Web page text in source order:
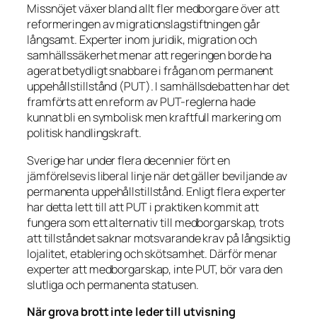
Missnöjet växer bland allt fler medborgare över att
reformeringen av migrationslagstiftningen går
långsamt. Experter inom juridik, migration och
samhällssäkerhet menar att regeringen borde ha
agerat betydligt snabbare i frågan om permanent
uppehållstillstånd (PUT). I samhällsdebatten har det
framförts att en reform av PUT-reglerna hade
kunnat bli en symbolisk men kraftfull markering om
politisk handlingskraft.
Sverige har under flera decennier fört en
jämförelsevis liberal linje när det gäller beviljande av
permanenta uppehållstillstånd. Enligt flera experter
har detta lett till att PUT i praktiken kommit att
fungera som ett alternativ till medborgarskap, trots
att tillståndet saknar motsvarande krav på långsiktig
lojalitet, etablering och skötsamhet. Därför menar
experter att medborgarskap, inte PUT, bör vara den
slutliga och permanenta statusen.
När grova brott inte leder till utvisning